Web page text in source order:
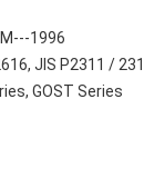
1996
JIS P2311 /
GOST Series